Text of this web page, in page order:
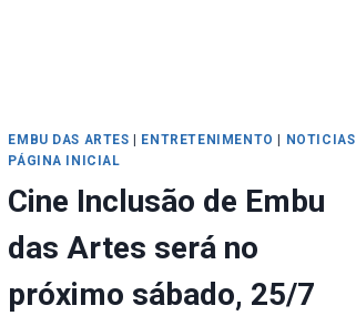
EMBU DAS ARTES ENTRETENIMENTO
NOTICIAS
PÁGINA INICIAL
Cine Inclusão de Embu
das Artes será no
próximo sábado, 25/7